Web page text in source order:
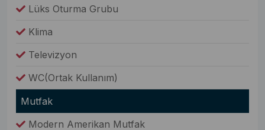
Lüks Oturma Grubu
Klima
Televizyon
WC(Ortak Kullanım)
Mutfak
Modern Amerikan Mutfak